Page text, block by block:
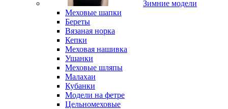
Зимние модели
Меховые шапки
Береты
Вязаная норка
Кепки
Меховая нашивка
Ушанки
Меховые шляпы
Малахаи
Кубанки
Модели на фетре
Цельномеховые